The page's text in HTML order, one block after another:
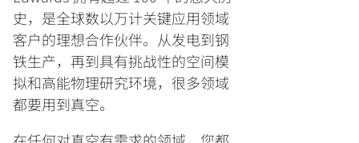
史，是全球数以万计关键应用领域
客户的理想合作伙伴。从发电到钢
铁生产，再到具有挑战性的空间模
拟和高能物理研究环境，很多领域
都要用到真空。